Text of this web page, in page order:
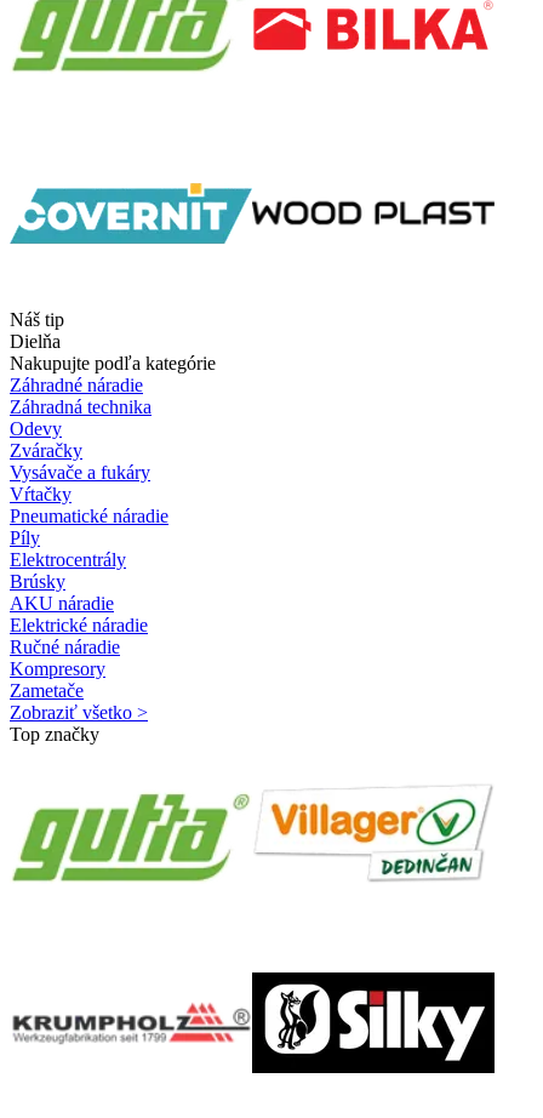
Náš tip
Dielňa
Nakupujte podľa kategórie
Záhradné náradie
Záhradná technika
Odevy
Zváračky
Vysávače a fukáry
Vŕtačky
Pneumatické náradie
Píly
Elektrocentrály
Brúsky
AKU náradie
Elektrické náradie
Ručné náradie
Kompresory
Zametače
Zobraziť všetko >
Top značky